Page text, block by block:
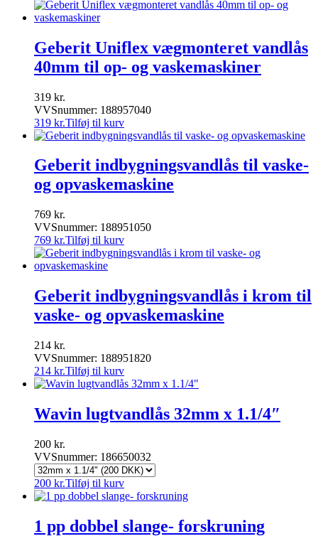
Geberit Uniflex vægmonteret vandlås
40mm til op- og vaskemaskiner
319 kr.
VVSnummer: 188957040
319 kr.Tilføj til kurv
Geberit indbygningsvandlås til vaske-
og opvaskemaskine
769 kr.
VVSnummer: 188951050
769 kr.Tilføj til kurv
Geberit indbygningsvandlås i krom til
vaske- og opvaskemaskine
214 kr.
VVSnummer: 188951820
214 kr.Tilføj til kurv
Wavin lugtvandlås 32mm x 1.1/4″
200 kr.
VVSnummer: 186650032
200 kr.Tilføj til kurv
1 pp dobbel slange- forskruning